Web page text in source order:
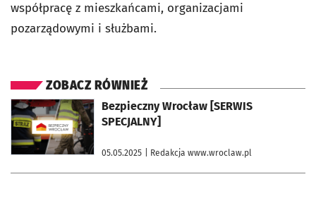
współpracę z mieszkańcami, organizacjami
pozarządowymi i służbami.
ZOBACZ RÓWNIEŻ
Bezpieczny Wrocław [SERWIS
SPECJALNY]
05.05.2025 | Redakcja www.wroclaw.pl
otworzy się w nowej karcie